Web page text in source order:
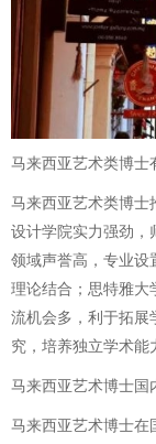
马来西亚艺术类博士
马来西亚艺术类博士
设计学院实力强劲，
领域声誉高，专业设
理论结合；思特雅大
流机会多，利于拓展
究，培养独立学术能
马来西亚艺术博士国
马来西亚艺术博士在